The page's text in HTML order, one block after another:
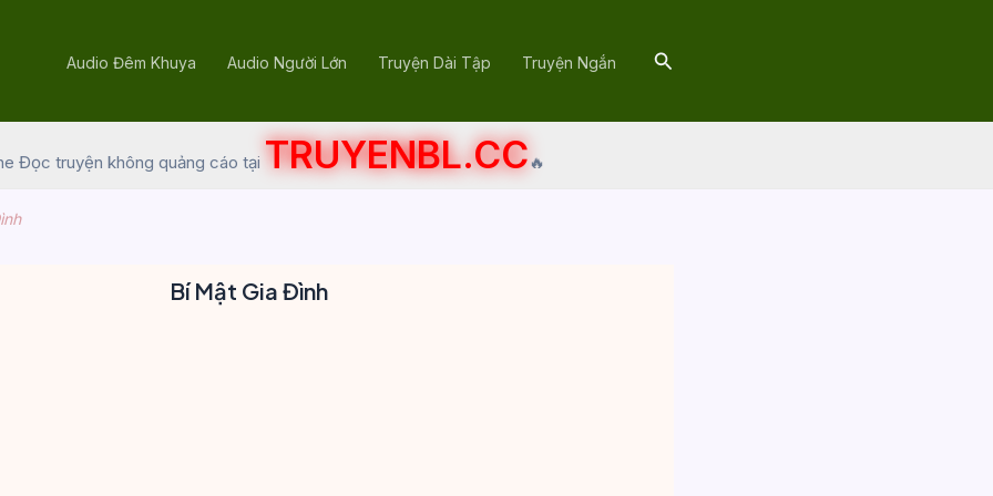
Audio Đêm Khuya Audio Người Lớn Truyện Dài Tập Truyện Ngắn Search
Đọc truyện không quảng cáo tại TRUYENBL.CC🔥
Bí Mật Gia Đình